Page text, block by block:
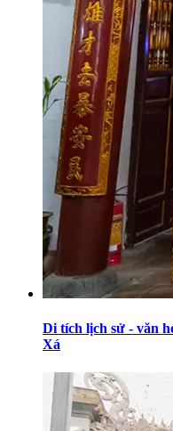
Di tích lịch sử - văn
Xá